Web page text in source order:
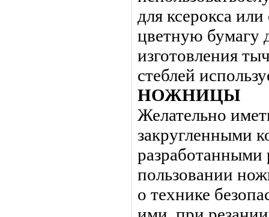
для ксерокса
цветную бумагу
изготовления
стеблей
НОЖНИЦЫ
Желательно
закругленными
пользовании
о технике